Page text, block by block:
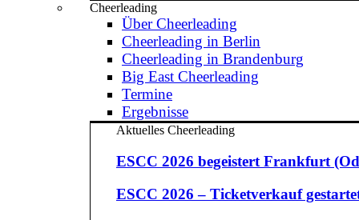
Cheerleading
Über Cheerleading
Cheerleading in Berlin
Cheerleading in Brandenburg
Big East Cheerleading
Termine
Ergebnisse
Aktuelles Cheerleading
ESCC 2026 begeistert Frankfurt
ESCC 2026 – Ticketverkauf